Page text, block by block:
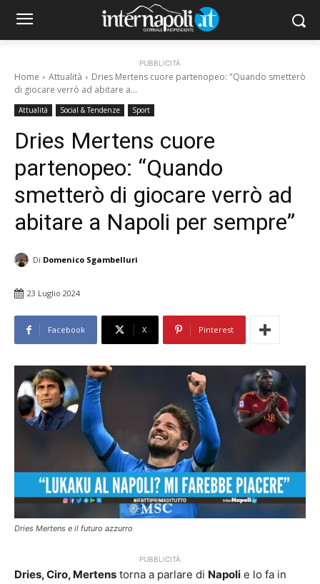
PUBBLICITÀ
Home Attualità
Dries Mertens cuore partenopeo: "Quando smetterò
di giocare verrò ad abitare a...
Attualità Social & Tendenze Sport
Dries Mertens cuore
partenopeo: “Quando
smetterò di giocare verrò ad
abitare a Napoli per sempre”
Di Domenico Sgambelluri
23 Luglio 2024
Facebook X Pinterest
Dries Mertens e il futuro azzurro
PUBBLICITÀ
Dries, Ciro, Mertens torna a parlare di Napoli e lo fa in